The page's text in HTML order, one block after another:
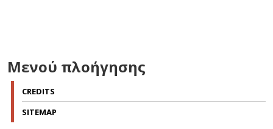
Μενού πλοήγησης
CREDITS
SITEMAP